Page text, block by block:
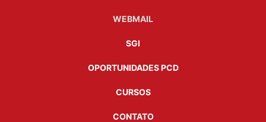
WEBMAIL
SGI
OPORTUNIDADES PCD
CURSOS
CONTATO